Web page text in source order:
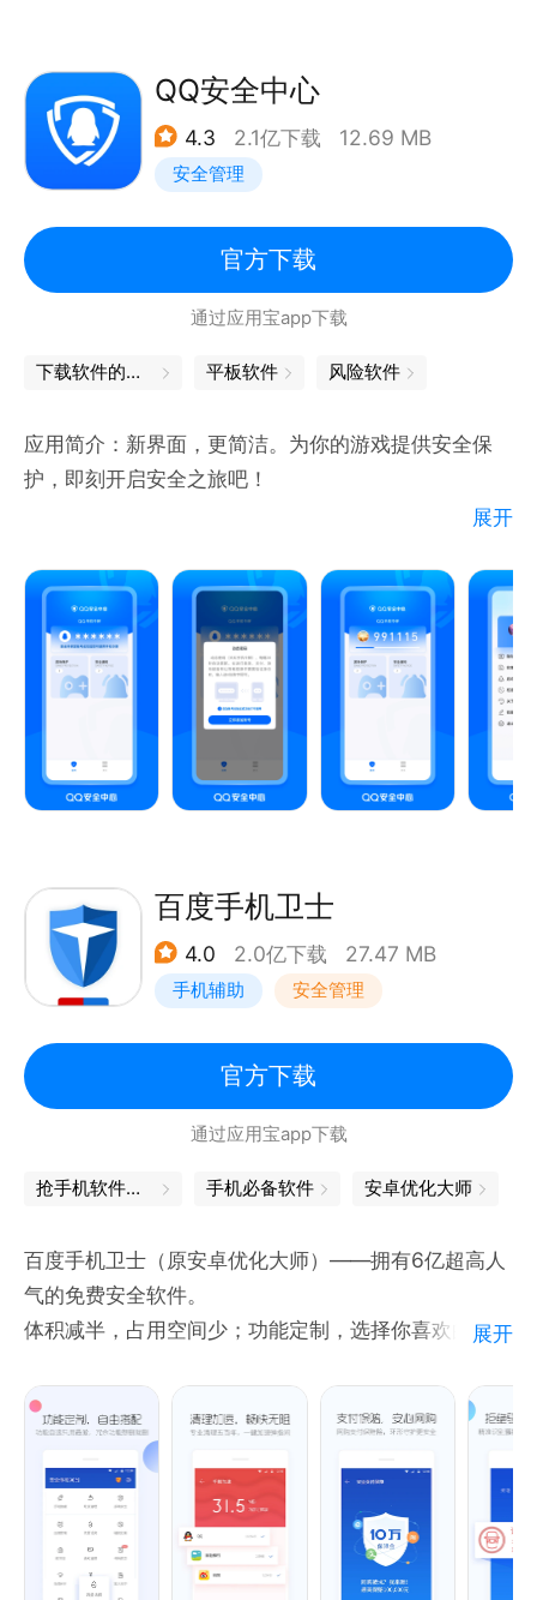
QQ安全中心
4.3 2.1亿下载 12.69 MB
安全管理
官方下载
通过应用宝app下载
下载软件的软件 平板软件 风险软件
应用简介：新界面，更简洁。为你的游戏提供安全保
护，即刻开启安全之旅吧！
修复了部分功能
修复了部分Bug
提供游戏登录保护。
绑定后，进行重要操作时用于验证身份。
展开
百度手机卫士
4.0 2.0亿下载 27.47 MB
手机辅助 安全管理
官方下载
通过应用宝app下载
抢手机软件哪个好 手机必备软件 安卓优化大师
百度手机卫士（原安卓优化大师）——拥有6亿超高人
气的免费安全软件。
体积减半，占用空间少；功能定制，选择你喜欢的，定
上百位资深工程师专业打造，支付安全环形防护，查杀
恶意病毒应用，保护你的隐私和资金安全。
【加速清理】强效加速，强效清理
【杀毒安全】6层环形防护，守护移动支付环节，资金
安全放心
【骚扰拦截】业内丰富的号码库，识别骚扰电话和短信
展开